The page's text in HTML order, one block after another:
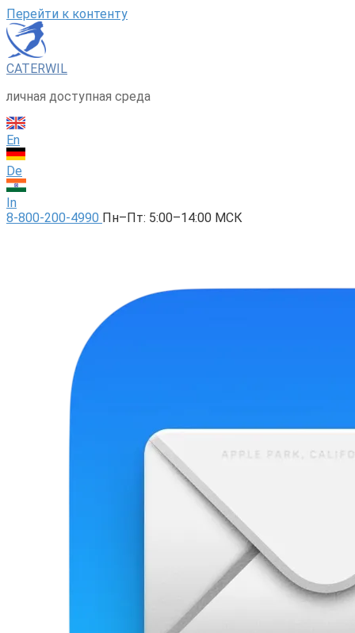
Перейти к контенту
CATERWIL
личная доступная среда
En
De
In
8-800-200-4990 Пн–Пт: 5:00–14:00 МСК